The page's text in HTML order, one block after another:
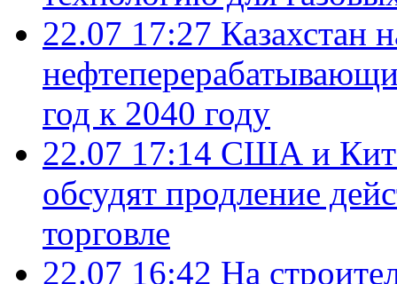
22.07 17:27 Казахстан
год к 2040 году
22.07 17:14 США и
обсудят продление
торговле
22.07 16:42 На